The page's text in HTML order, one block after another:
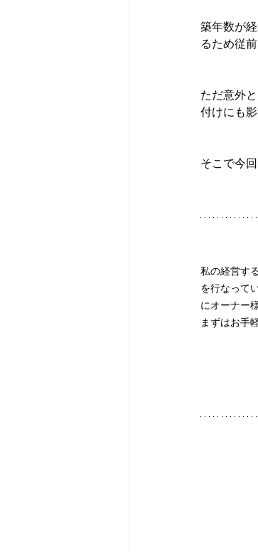
築年数が
るため従
ただ意外と
付けにも
そこで今
私の経営す
を行なって
にオーナー
まずはお手